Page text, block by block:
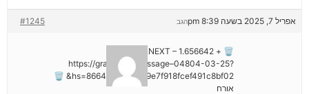
אפריל 7, 2025 בשעה 8:39 pm #1245 הגב
🗑 + 1.656642 BTC.NEXT –
https://graph.org/Message–04804-03-25?
hs=8664c520642b9e7f918fcef491c8bf02& 🗑
אורח